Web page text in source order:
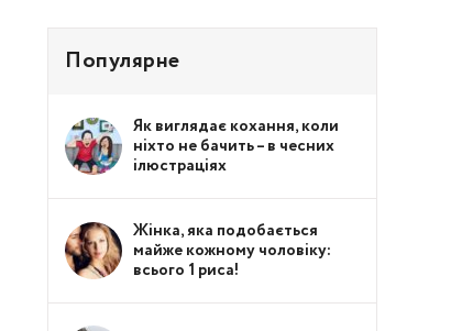
Популярне
Як виглядає кохання, коли
ніхто не бачить – в чесних
ілюстраціях
Жінка, яка подобається
майже кожному чоловіку:
всього 1 риса!